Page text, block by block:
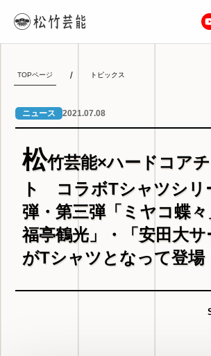
TOPページ トピックス
ニュース 2021.07.08
松竹芸能×ハードコア
ト コラボTシャツシリ
弾・第三弾「ミヤコ蝶
福亭鶴光」・「安田大サ
がTシャツとなって登場